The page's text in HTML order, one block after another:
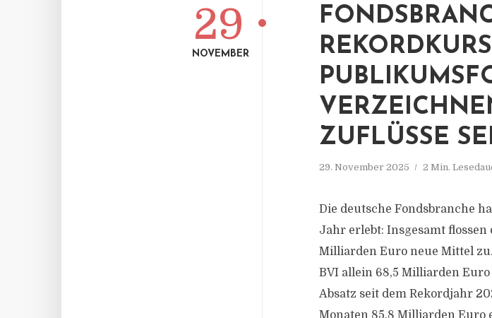
ZUFLÜSSE
29. November 2025 2 Min.
29
NOVEMBER
Die deutsche Fondsbranche
Jahr erlebt: Insgesamt flossen
Milliarden Euro neue Mittel
BVI allein 68,5 Milliarden
Absatz seit dem Rekordjahr
Monaten 85,8 Milliarden Euro